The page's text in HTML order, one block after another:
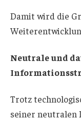
Damit wird die
Neutrale und
Trotz
seiner neutralen